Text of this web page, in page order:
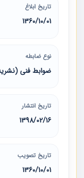
تاریخ ابلاغ
1360/10/01
نوع ضابطه
ضوابط فنی
تاریخ انتشار
1398/02/16
تاریخ تصویب
1360/10/01